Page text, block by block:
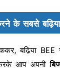
के सबसे
बढ़िया
करके आप अपनी